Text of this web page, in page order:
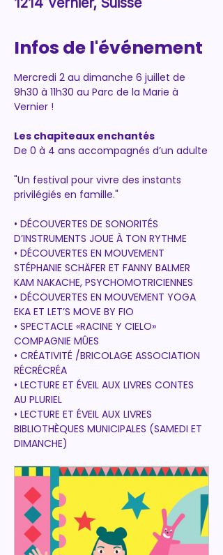
Infos de l'événement
Mercredi 2 au dimanche 6 juillet de
9h30 à 11h30 au Parc de la Marie à
Vernier !
Les chapiteaux enchantés
De 0 à 4 ans accompagnés d’un adulte
"Un festival pour vivre des instants
privilégiés en famille."
• DÉCOUVERTES DE SONORITÉS
D’INSTRUMENTS JOUE À TON RYTHME
• DÉCOUVERTES EN MOUVEMENT
STÉPHANIE SCHÄFER ET FANNY BALMER
KAM NAKACHE, PSYCHOMOTRICIENNES
• DÉCOUVERTES EN MOUVEMENT YOGA
EKA ET LET’S MOVE BY FIO
• SPECTACLE «RACINE Y CIELO»
COMPAGNIE MÛES
• CRÉATIVITÉ /BRICOLAGE ASSOCIATION
RÉCRÉCRÉA
• LECTURE ET ÉVEIL AUX LIVRES CONTES
AU PLURIEL
• LECTURE ET ÉVEIL AUX LIVRES
BIBLIOTHÈQUES MUNICIPALES (SAMEDI ET
DIMANCHE)